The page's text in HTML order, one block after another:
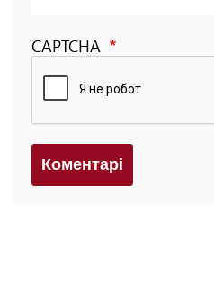
CAPTCHA
Коментарi